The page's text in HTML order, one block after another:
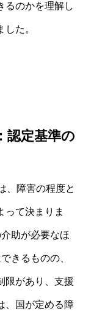
るのかを理解し
た。
認定基準の
、障害の程度と
って決まりま
助が必要なほ
きるものの、
限があり、支援
、国が定める障